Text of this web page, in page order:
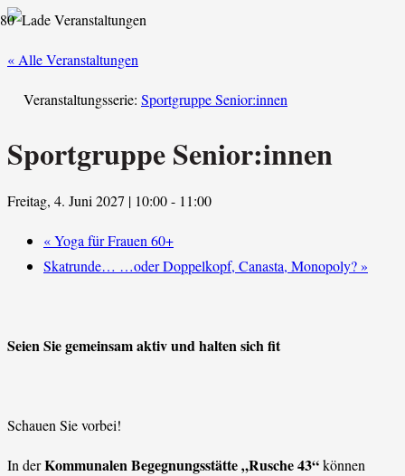
« Alle Veranstaltungen
Veranstaltungsserie: Sportgruppe Senior:innen
Sportgruppe Senior:innen
Freitag, 4. Juni 2027 | 10:00- 11:00
«Yoga für Frauen 60+
Skatrunde… …oder Doppelkopf, Canasta, Monopoly?»
Seien Sie gemeinsam aktiv und halten sich fit
Schauen Sie vorbei!
In derKommunalen Begegnungsstätte „Rusche 43“können